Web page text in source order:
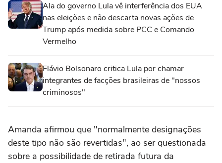
Ala do governo Lula vê interferência dos EUA
nas eleições e não descarta novas ações de
Trump após medida sobre PCC e Comando
Vermelho
Flávio Bolsonaro critica Lula por chamar
integrantes de facções brasileiras de "nossos
criminosos"
Amanda afirmou que "normalmente designações
deste tipo não são revertidas", ao ser questionada
sobre a possibilidade de retirada futura da